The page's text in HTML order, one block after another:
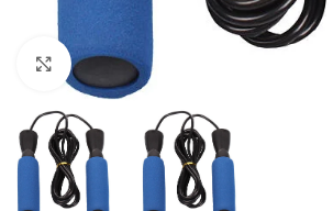
Suurendamiseks klõpsake